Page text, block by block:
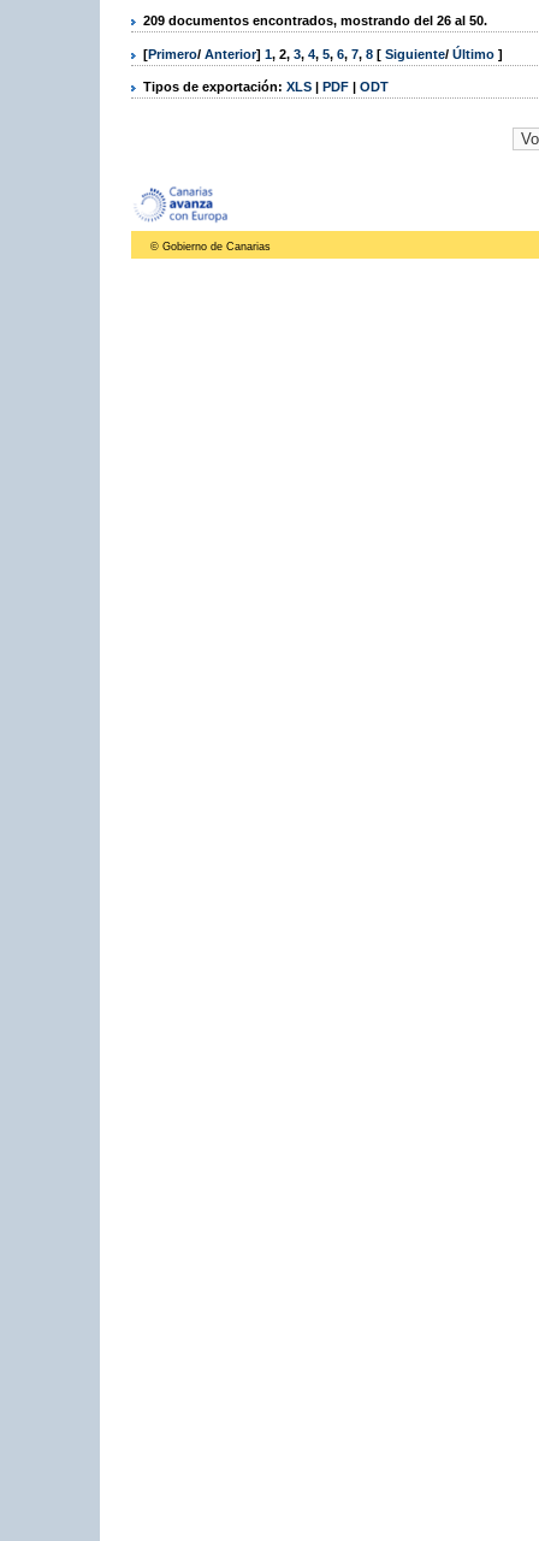
209 documentos encontrados, mostrando del 26 al 50.
[Primero/ Anterior] 1, 2, 3, 4, 5, 6, 7, 8 [ Siguiente/ Último ]
Tipos de exportación: XLS | PDF | ODT
© Gobierno de Canarias